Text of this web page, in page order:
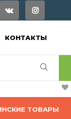
КОНТАКТЫ
ТОВАРЫ